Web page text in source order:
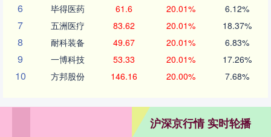
6 毕得医药 61.6 20.01% 6.12%
7 五洲医疗 83.62 20.01% 18.37%
8 耐科装备 49.67 20.01% 6.83%
9 一博科技 53.33 20.01% 17.26%
10 方邦股份 146.16 20.00% 7.68%
沪深京行情 实时轮播